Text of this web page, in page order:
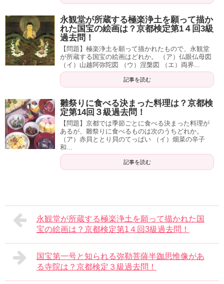
永観堂が所蔵する極楽浄土を願って描か
れた国宝の絵画は？京都検定第1４回3級
過去問！
【問題】極楽浄土を願って描かれたもので、永観堂
が所蔵する国宝の絵画はどれか。 （ア）仏眼仏母図
（イ）山越阿弥陀図 （ウ）涅槃図 （エ）両界...
記事を読む
雛祭りに食べる決まった料理は？京都検
定第14回３級過去問！
【問題】京都では季節ごとに食べる決まった料理が
あるが、雛祭りに食べるものは次のうちどれか。
（ア）赤貝ととり貝のてっぱい （イ）畑菜の辛子
和...
記事を読む
永観堂が所蔵する極楽浄土を願って描かれた国
宝の絵画は？京都検定第1４回3級過去問！
国宝第一号と知られる弥勒菩薩半跏思惟像があ
る寺院は？京都検定３級過去問！